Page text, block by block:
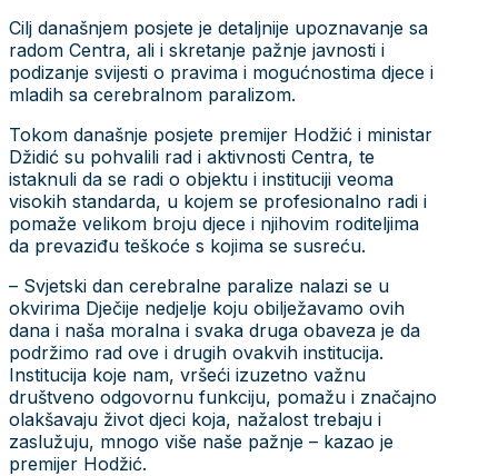
Cilj današnjem posjete je detaljnije upoznavanje sa
radom Centra, ali i skretanje pažnje javnosti i
podizanje svijesti o pravima i mogućnostima djece i
mladih sa cerebralnom paralizom.
Tokom današnje posjete premijer Hodžić i ministar
Džidić su pohvalili rad i aktivnosti Centra, te
istaknuli da se radi o objektu i instituciji veoma
visokih standarda, u kojem se profesionalno radi i
pomaže velikom broju djece i njihovim roditeljima
da prevaziđu teškoće s kojima se susreću.
– Svjetski dan cerebralne paralize nalazi se u
okvirima Dječije nedjelje koju obilježavamo ovih
dana i naša moralna i svaka druga obaveza je da
podržimo rad ove i drugih ovakvih institucija.
Institucija koje nam, vršeći izuzetno važnu
društveno odgovornu funkciju, pomažu i značajno
olakšavaju život djeci koja, nažalost trebaju i
zaslužuju, mnogo više naše pažnje – kazao je
premijer Hodžić.